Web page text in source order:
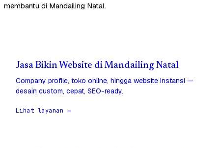
membantu di Mandailing Natal.
Jasa Bikin Website di Mandailing Natal
Company profile, toko online, hingga website instansi —
desain custom, cepat, SEO-ready.
Lihat layanan →